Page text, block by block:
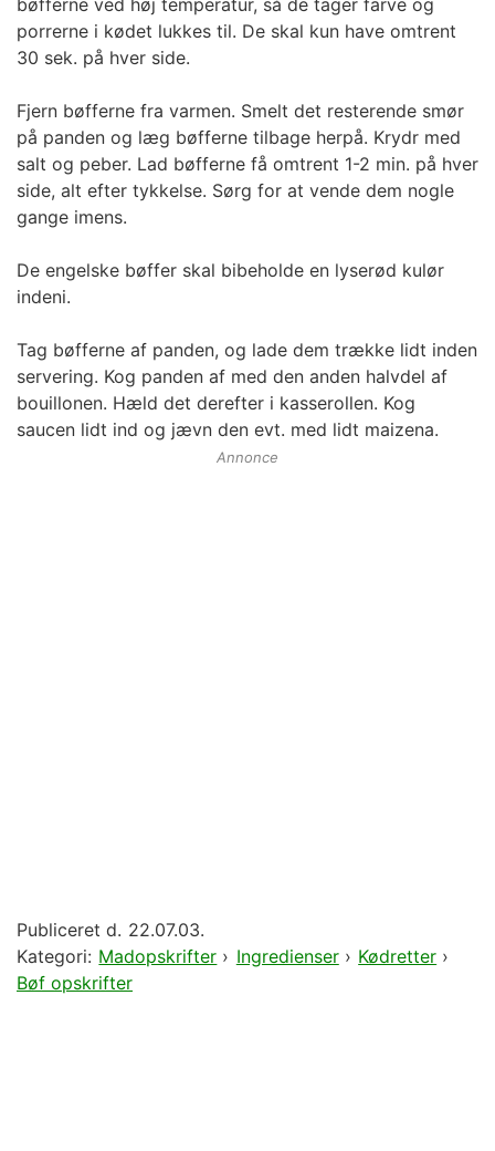
porrerne i kødet lukkes til. De skal kun have omtrent
30 sek. på hver side.
Fjern bøfferne fra varmen. Smelt det resterende smør
på panden og læg bøfferne tilbage herpå. Krydr med
salt og peber. Lad bøfferne få omtrent 1-2 min. på hver
side, alt efter tykkelse. Sørg for at vende dem nogle
gange imens.
De engelske bøffer skal bibeholde en lyserød kulør
indeni.
Tag bøfferne af panden, og lade dem trække lidt inden
servering. Kog panden af med den anden halvdel af
bouillonen. Hæld det derefter i kasserollen. Kog
saucen lidt ind og jævn den evt. med lidt maizena.
Annonce
Publiceret d. 22.07.03.
Kategori: Madopskrifter › Ingredienser› Kødretter ›
Bøf opskrifter